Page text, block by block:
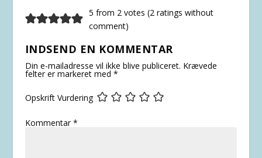
5 from 2 votes (2 ratings without
comment)
INDSEND EN KOMMENTAR
Din e-mailadresse vil ikke blive publiceret. Krævede
felter er markeret med *
Opskrift Vurdering
Kommentar*